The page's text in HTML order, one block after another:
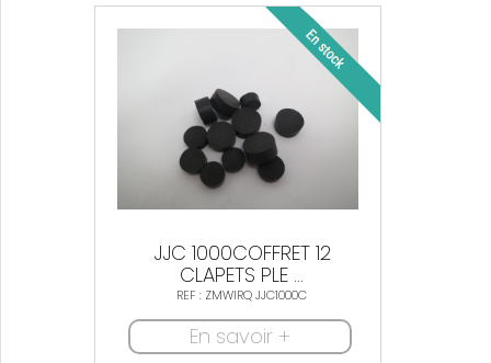
JJC 1000COFFRET 12
CLAPETS PLE ...
REF : ZMWIRQ JJC1000C
En savoir +